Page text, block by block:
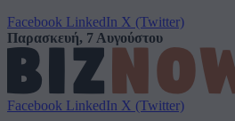
Facebook LinkedIn X (Twitter)
Παρασκευή, 7 Αυγούστου
Facebook LinkedIn X (Twitter)